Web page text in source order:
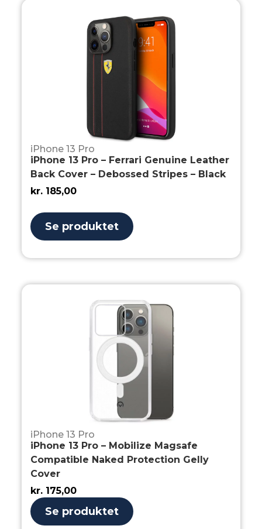
iPhone 13 Pro
iPhone 13 Pro – Ferrari Genuine Leather
Back Cover – Debossed Stripes – Black
kr. 185,00
Se produktet
iPhone 13 Pro
iPhone 13 Pro – Mobilize Magsafe
Compatible Naked Protection Gelly
Cover
kr. 175,00
Se produktet